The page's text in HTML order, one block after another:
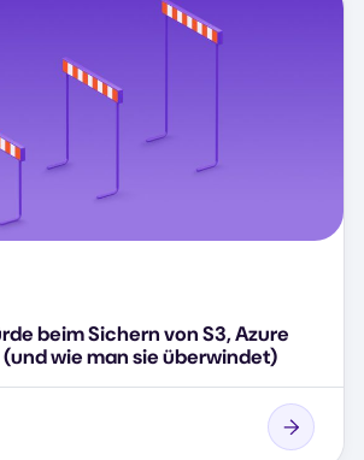
beim Sichern von S3, Azure
(und wie man sie überwindet)